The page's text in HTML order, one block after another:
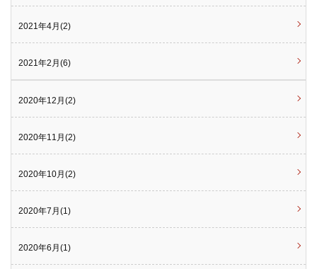
2021年4月(2)
2021年2月(6)
2020年12月(2)
2020年11月(2)
2020年10月(2)
2020年7月(1)
2020年6月(1)